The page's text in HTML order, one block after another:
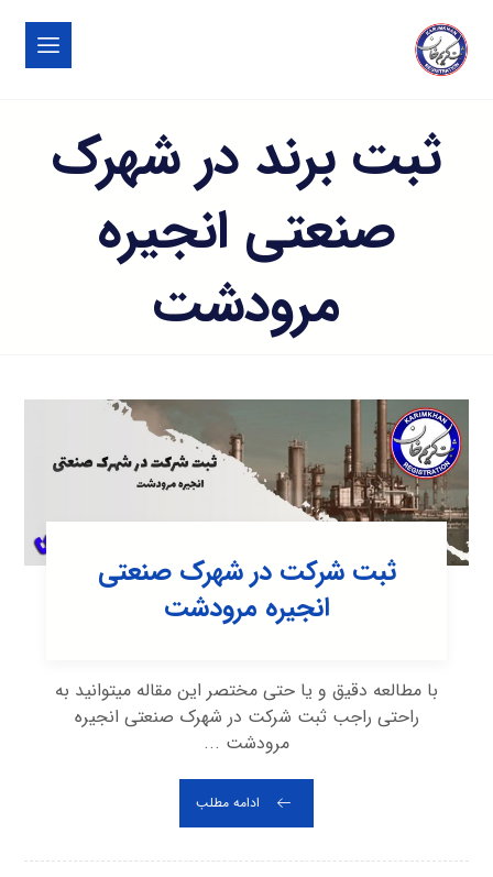
ثبت برند در شهرک
صنعتی انجيره
مرودشت
ثبت شرکت در شهرک صنعتی
انجيره مرودشت
با مطالعه دقیق و یا حتی مختصر این مقاله میتوانید به
راحتی راجب ثبت شرکت در شهرک صنعتی انجيره
مرودشت ...
ادامه مطلب